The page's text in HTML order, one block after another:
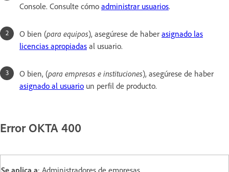
Console. Consulte cómo administrar usuarios.
O bien (para equipos), asegúrese de haber asignado las
licencias apropiadas al usuario.
O bien, (para empresas e instituciones), asegúrese de haber
asignado al usuario un perfil de producto.
Error OKTA 400
Se aplica a: Administradores de empresas